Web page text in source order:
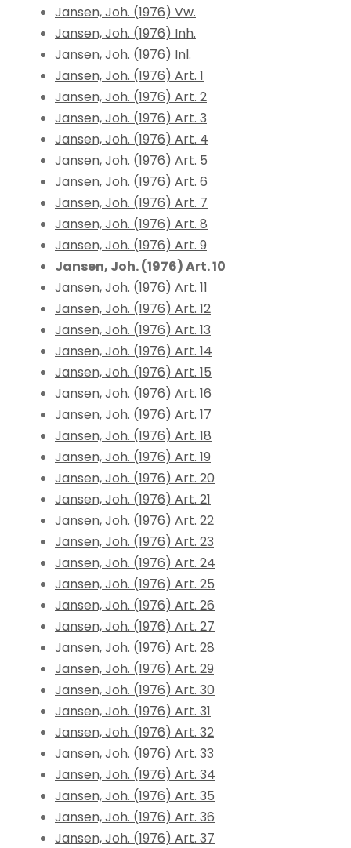
Jansen, Joh. (1976) Vw.
Jansen, Joh. (1976) Inh.
Jansen, Joh. (1976) Inl.
Jansen, Joh. (1976) Art. 1
Jansen, Joh. (1976) Art. 2
Jansen, Joh. (1976) Art. 3
Jansen, Joh. (1976) Art. 4
Jansen, Joh. (1976) Art. 5
Jansen, Joh. (1976) Art. 6
Jansen, Joh. (1976) Art. 7
Jansen, Joh. (1976) Art. 8
Jansen, Joh. (1976) Art. 9
Jansen, Joh. (1976) Art. 10
Jansen, Joh. (1976) Art. 11
Jansen, Joh. (1976) Art. 12
Jansen, Joh. (1976) Art. 13
Jansen, Joh. (1976) Art. 14
Jansen, Joh. (1976) Art. 15
Jansen, Joh. (1976) Art. 16
Jansen, Joh. (1976) Art. 17
Jansen, Joh. (1976) Art. 18
Jansen, Joh. (1976) Art. 19
Jansen, Joh. (1976) Art. 20
Jansen, Joh. (1976) Art. 21
Jansen, Joh. (1976) Art. 22
Jansen, Joh. (1976) Art. 23
Jansen, Joh. (1976) Art. 24
Jansen, Joh. (1976) Art. 25
Jansen, Joh. (1976) Art. 26
Jansen, Joh. (1976) Art. 27
Jansen, Joh. (1976) Art. 28
Jansen, Joh. (1976) Art. 29
Jansen, Joh. (1976) Art. 30
Jansen, Joh. (1976) Art. 31
Jansen, Joh. (1976) Art. 32
Jansen, Joh. (1976) Art. 33
Jansen, Joh. (1976) Art. 34
Jansen, Joh. (1976) Art. 35
Jansen, Joh. (1976) Art. 36
Jansen, Joh. (1976) Art. 37